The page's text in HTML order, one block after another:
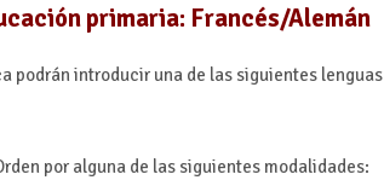
primaria: Francés/Alemán
podrán introducir una de las siguientes lenguas
por alguna de las siguientes modalidades: